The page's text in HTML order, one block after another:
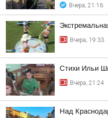
Вчера, 21:16
Вчера, 19:33
Стихи Ильи
Вчера, 21:24
Над